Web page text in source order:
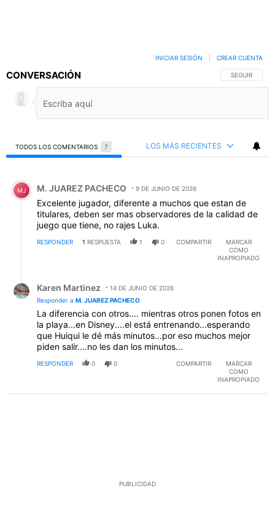
CONVERSACIÓN SIGA ESTA
SEGUIR
INICIAR SESIÓN CREAR CUENTA
TODOS LOS COMENTARIOS 7 LOS MÁS RECIENTES
Comentario de M. JUAREZ PACHECO.
MJ M. JUAREZ PACHECO 9 DE JUNIO DE 2026
Excelente jugador, diferente a muchos que estan de
titulares, deben ser mas observadores de la calidad de
juego que tiene, no rajes Luka.
RESPONDER 1 RESPUESTA 1 0 COMPARTIR
MARCAR
COMO
INAPROPIADO
Karen Martinez
14 DE JUNIO DE 2026
Responder a M. JUAREZ PACHECO
La diferencia con otros.... mientras otros ponen fotos en
la playa...en Disney....el está entrenando...esperando
que Huiqui le dé más minutos...por eso muchos mejor
piden salir....no les dan los minutos...
RESPONDER 0 0 COMPARTIR
MARCAR
COMO
INAPROPIADO
PUBLICIDAD